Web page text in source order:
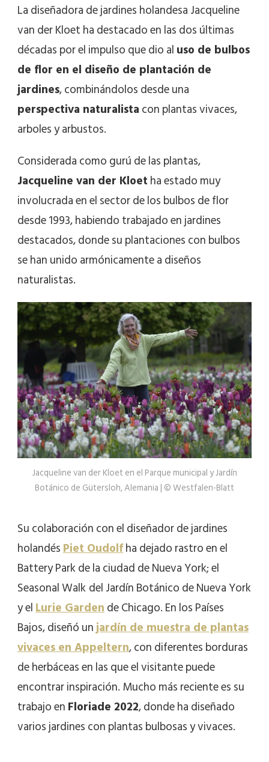
La diseñadora de jardines holandesa Jacqueline
van der Kloet ha destacado en las dos últimas
décadas por el impulso que dio aluso de bulbos
de flor en el diseño de plantación de
jardines, combinándolos desde una
perspectiva naturalistacon plantas vivaces,
arboles y arbustos.
Considerada como gurú de las plantas,
Jacqueline van der Kloetha estado muy
involucrada en el sector de los bulbos de flor
desde 1993, habiendo trabajado en jardines
destacados, donde su plantaciones con bulbos
se han unido armónicamente a diseños
naturalistas.
Jacqueline van der Kloet en el Parque municipal y Jardín
Botánico de Gütersloh, Alemania | © Westfalen-Blatt
Su colaboración con el diseñador de jardines
holandésPiet Oudolfha dejado rastro en el
Battery Park de la ciudad de Nueva York; el
Seasonal Walkdel Jardín Botánico de Nueva York
y elLurie Gardende Chicago. En los Países
Bajos, diseñó unjardín de muestra de plantas
vivaces en Appeltern, con diferentes borduras
de herbáceas en las que el visitante puede
encontrar inspiración. Mucho más reciente es su
trabajo enFloriade 2022, donde ha diseñado
varios jardines con plantas bulbosas y vivaces.